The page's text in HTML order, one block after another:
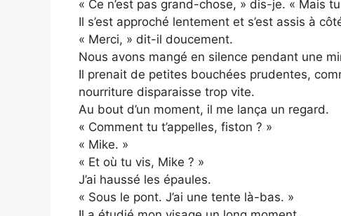
« Ce n’est pas grand-chose, » dis-je. « Mais
Il s’est approché lentement et s’est assis à
« Merci, » dit-il doucement.
Nous avons mangé en silence pendant une
Il prenait de petites bouchées prudentes,
nourriture disparaisse trop vite.
Au bout d’un moment, il me lança un regard.
« Comment tu t’appelles, fiston ? »
« Mike. »
« Et où tu vis, Mike ? »
J’ai haussé les épaules.
« Sous le pont. J’ai une tente là-bas. »